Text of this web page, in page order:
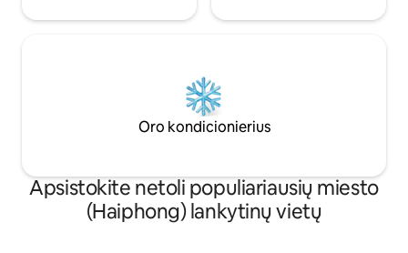
Oro kondicionierius
Apsistokite netoli populiariausių miesto
(Haiphong) lankytinų vietų